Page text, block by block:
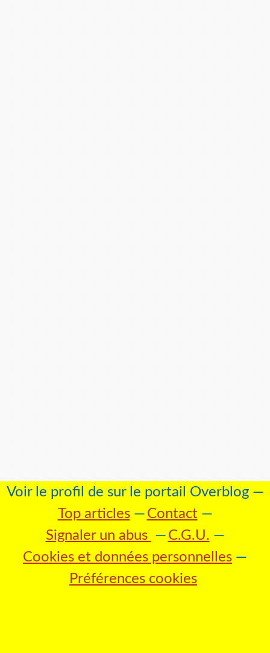
Voir le profil de sur le portail Overblog
Top articles
Contact
Signaler un abus
C.G.U.
Cookies et données personnelles
Préférences cookies